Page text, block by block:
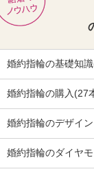
婚約指輪の基礎知
婚約指輪の購入(27
婚約指輪のデザイ
婚約指輪のダイヤ